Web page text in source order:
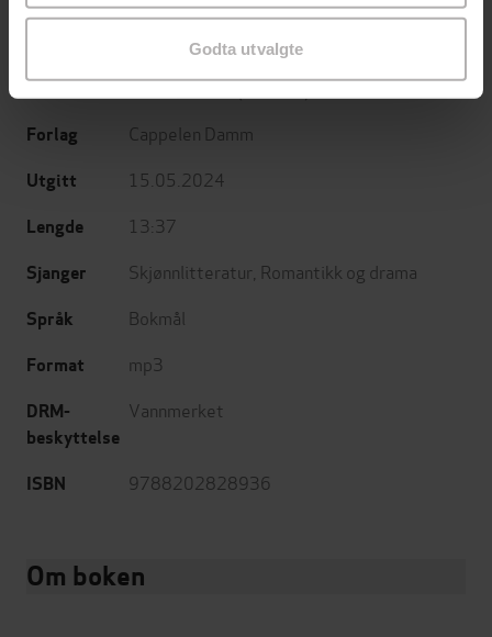
Godta utvalgte
(oversetter),Kristine Rui
Slettebakken(innleser)
Forlag Cappelen Damm
Utgitt 15.05.2024
Lengde 13:37
Sjanger Skjønnlitteratur Romantikk og drama
Språk Bokmål
Format mp3
DRM-
beskyttelse
Vannmerket
ISBN 9788202828936
Om boken